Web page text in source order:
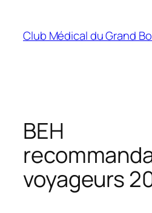
contenu
Club Médical du Grand
BEH
voyageurs